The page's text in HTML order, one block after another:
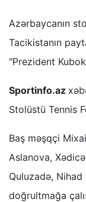
Azərbaycanın
Tacikistanın
"Prezident
Sportinfo.az
Stolüstü Tennis
Baş məşqçi
Aslanova,
Quluzadə,
doğrultmağa